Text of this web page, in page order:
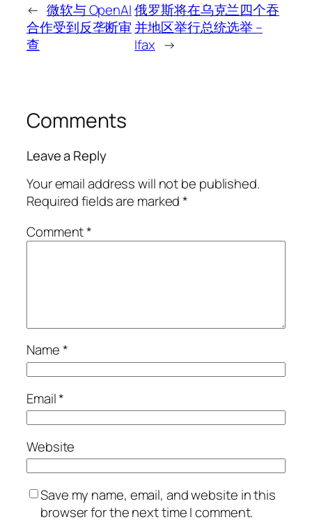
← 微软与 OpenAI
合作受到反垄断审
查
俄罗斯将在乌克兰四个吞
并地区举行总统选举 –
Ifax →
Comments
Leave a Reply
Your email address will not be published.
Required fields are marked*
Comment*
Name*
Email*
Website
Save my name, email, and website in this
browser for the next time I comment.